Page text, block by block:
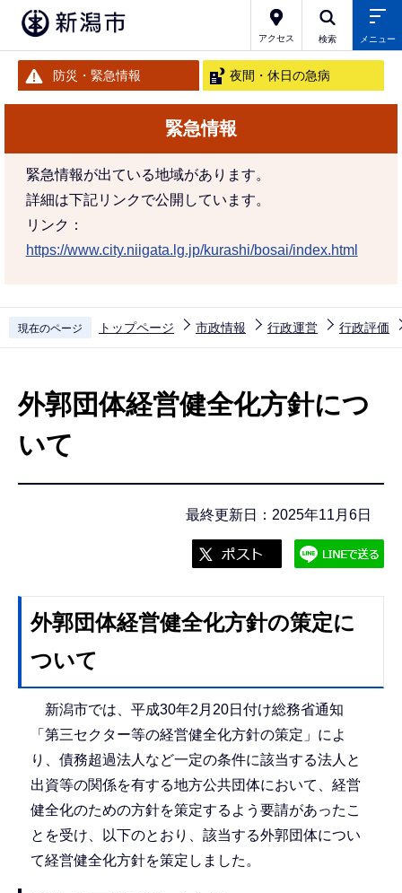
アクセス 検索 メニュー
防災・緊急情報 夜間・休日の急病
緊急情報
緊急情報が出ている地域があります。
詳細は下記リンクで公開しています。
リンク：
https://www.city.niigata.lg.jp/kurashi/bosai/index.html
現在のページ トップページ 市政情報 行政運営 行政評価
外郭団体経営健全化方針につ
いて
最終更新日：2025年11月6日
外郭団体経営健全化方針の策定に
ついて
新潟市では、平成30年2月20日付け総務省通知
「第三セクター等の経営健全化方針の策定」によ
り、債務超過法人など一定の条件に該当する法人と
出資等の関係を有する地方公共団体において、経営
健全化のための方針を策定するよう要請があったこ
とを受け、以下のとおり、該当する外郭団体につい
て経営健全化方針を策定しました。